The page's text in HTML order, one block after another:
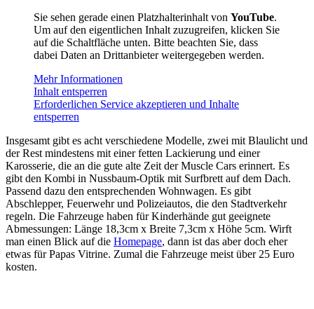
Sie sehen gerade einen Platzhalterinhalt von YouTube.
Um auf den eigentlichen Inhalt zuzugreifen, klicken Sie
auf die Schaltfläche unten. Bitte beachten Sie, dass
dabei Daten an Drittanbieter weitergegeben werden.
Mehr Informationen
Inhalt entsperren
Erforderlichen Service akzeptieren und Inhalte
entsperren
Insgesamt gibt es acht verschiedene Modelle, zwei mit Blaulicht und
der Rest mindestens mit einer fetten Lackierung und einer
Karosserie, die an die gute alte Zeit der Muscle Cars erinnert. Es
gibt den Kombi in Nussbaum-Optik mit Surfbrett auf dem Dach.
Passend dazu den entsprechenden Wohnwagen. Es gibt
Abschlepper, Feuerwehr und Polizeiautos, die den Stadtverkehr
regeln. Die Fahrzeuge haben für Kinderhände gut geeignete
Abmessungen: Länge 18,3cm x Breite 7,3cm x Höhe 5cm. Wirft
man einen Blick auf die Homepage, dann ist das aber doch eher
etwas für Papas Vitrine. Zumal die Fahrzeuge meist über 25 Euro
kosten.